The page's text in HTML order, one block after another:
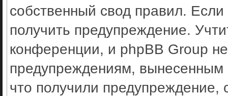
собственный свод правил.
получить предупреждение.
конференции, и phpBB Group
предупреждениям, вынесенным
что получили предупреждение,